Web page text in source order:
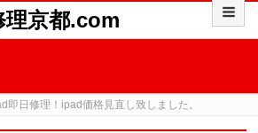
京都.com
即日修理！ipad価格見直し致しました。